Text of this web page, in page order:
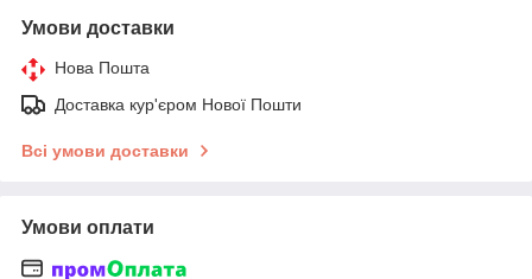
Умови доставки
Нова Пошта
Доставка кур'єром Нової Пошти
Всі умови доставки
Умови оплати